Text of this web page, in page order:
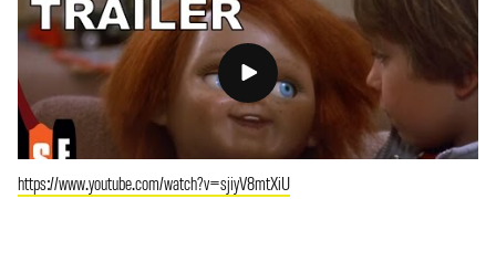
https://www.youtube.com/watch?v=sjiyV8mtXiU